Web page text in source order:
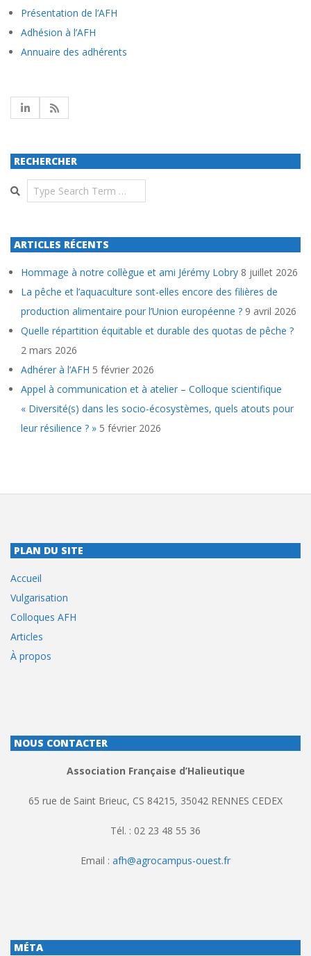
Présentation de l’AFH
Adhésion à l’AFH
Annuaire des adhérents
RECHERCHER
Search
ARTICLES RÉCENTS
Hommage à notre collègue et ami Jérémy Lobry 8 juillet 2026
La pêche et l’aquaculture sont-elles encore des filières de
production alimentaire pour l’Union européenne ? 9 avril 2026
Quelle répartition équitable et durable des quotas de pêche ?
2 mars 2026
Adhérer à l’AFH 5 février 2026
Appel à communication et à atelier – Colloque scientifique
« Diversité(s) dans les socio-écosystèmes, quels atouts pour
leur résilience ? » 5 février 2026
PLAN DU SITE
Accueil
Vulgarisation
Colloques AFH
Articles
À propos
NOUS CONTACTER
Association Française d’Halieutique
65 rue de Saint Brieuc, CS 84215, 35042 RENNES CEDEX
Tél. : 02 23 48 55 36
Email : afh@agrocampus-ouest.fr
MÉTA